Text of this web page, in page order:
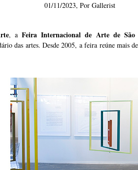
01/11/2023, Por Gallerist
, aFeira Internacional de Arte de São
das artes. Desde 2005, a feira reúne mais